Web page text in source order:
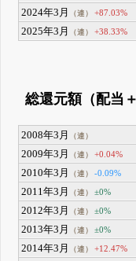
2024年3月
（連） +87.03%
2025年3月
（連） +38.33%
総還元額（配当
2008年3月 （連）
2009年3月
（連） +0.04%
2010年3月
（連） -0.09%
2011年3月
（連） ±0%
2012年3月
（連） ±0%
2013年3月
（連） ±0%
2014年3月
（連） +12.47%